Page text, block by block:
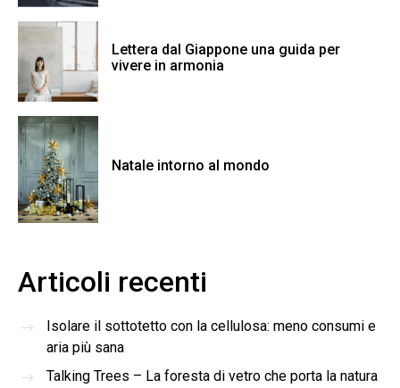
Lettera dal Giappone una guida per
vivere in armonia
Natale intorno al mondo
Articoli recenti
Isolare il sottotetto con la cellulosa: meno consumi e
aria più sana
Talking Trees – La foresta di vetro che porta la natura